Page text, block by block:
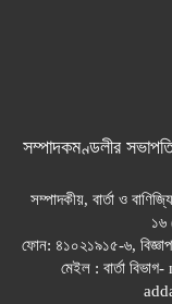
সম্পাদকমণ্ডলীর
সম্পাদকীয়, বার্তা ও
১৬
ফোন: ৪১০২১৯১৫-৬,
মেইল : বার্তা